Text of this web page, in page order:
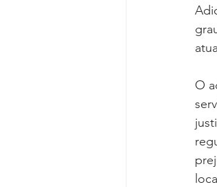
O